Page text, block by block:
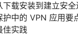
下载安装到建立安全
护中的 VPN 应用要
佳实践